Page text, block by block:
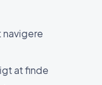
at finde